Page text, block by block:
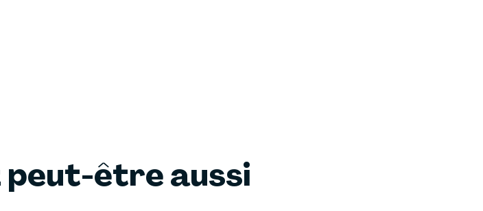
peut-être aussi